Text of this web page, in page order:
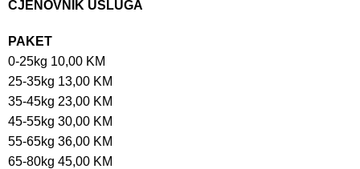
CJENOVNIK USLUGA
PAKET
0-25kg 10,00 KM
25-35kg 13,00 KM
35-45kg 23,00 KM
45-55kg 30,00 KM
55-65kg 36,00 KM
65-80kg 45,00 KM